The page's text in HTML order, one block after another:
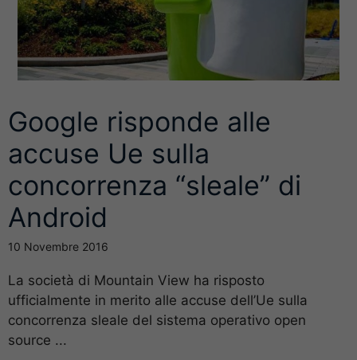
Google risponde alle
accuse Ue sulla
concorrenza “sleale” di
Android
10 Novembre 2016
La società di Mountain View ha risposto
ufficialmente in merito alle accuse dell’Ue sulla
concorrenza sleale del sistema operativo open
source ...